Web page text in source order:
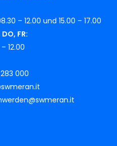
– 12.00 und 15.00 – 17.00
FR:
12.00
000